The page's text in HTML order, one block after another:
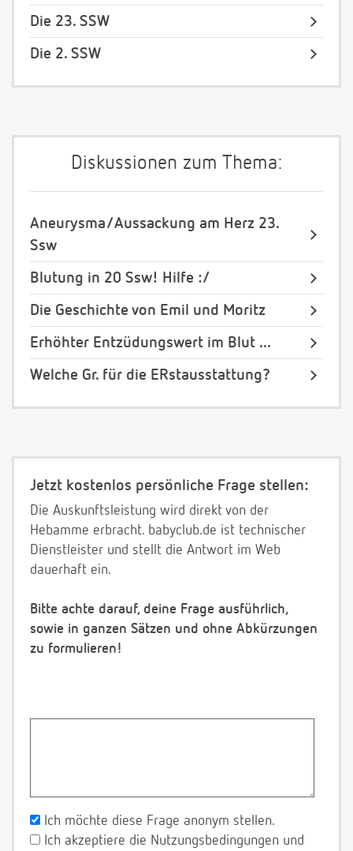
Die 23. SSW
Die 2. SSW
Diskussionen zum Thema:
Aneurysma/Aussackung am Herz 23.
Ssw
Blutung in 20 Ssw! Hilfe :/
Die Geschichte von Emil und Moritz
Erhöhter Entzüdungswert im Blut ...
Welche Gr. für die ERstausstattung?
Jetzt kostenlos persönliche Frage stellen:
Die Auskunftsleistung wird direkt von der
Hebamme erbracht. babyclub.de ist technischer
Dienstleister und stellt die Antwort im Web
dauerhaft ein.
Bitte achte darauf, deine Frage ausführlich,
sowie in ganzen Sätzen und ohne Abkürzungen
zu formulieren!
Ich möchte diese Frage anonym stellen.
Ich akzeptiere die Nutzungsbedingungen und